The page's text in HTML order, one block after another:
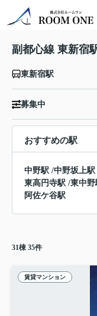
副都心線 東新宿
東新宿駅
募集中
おすすめの駅
中野駅 /中野坂上駅
東高円寺駅 /東中野
阿佐ケ谷駅
31棟 35件
賃貸マンション